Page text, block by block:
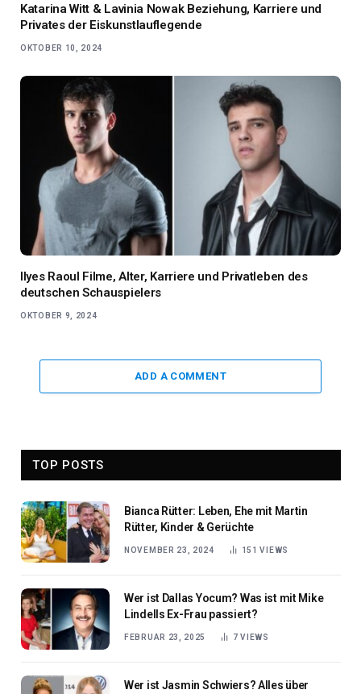
Katarina Witt & Lavinia Nowak Beziehung, Karriere und
Privates der Eiskunstlauflegende
OKTOBER 10, 2024
Ilyes Raoul Filme, Alter, Karriere und Privatleben des
deutschen Schauspielers
OKTOBER 9, 2024
ADD A COMMENT
TOP POSTS
Bianca Rütter: Leben, Ehe mit Martin
Rütter, Kinder & Gerüchte
NOVEMBER 23, 2024 151VIEWS
Wer ist Dallas Yocum? Was ist mit Mike
Lindells Ex-Frau passiert?
FEBRUAR 23, 2025 7VIEWS
Wer ist Jasmin Schwiers? Alles über